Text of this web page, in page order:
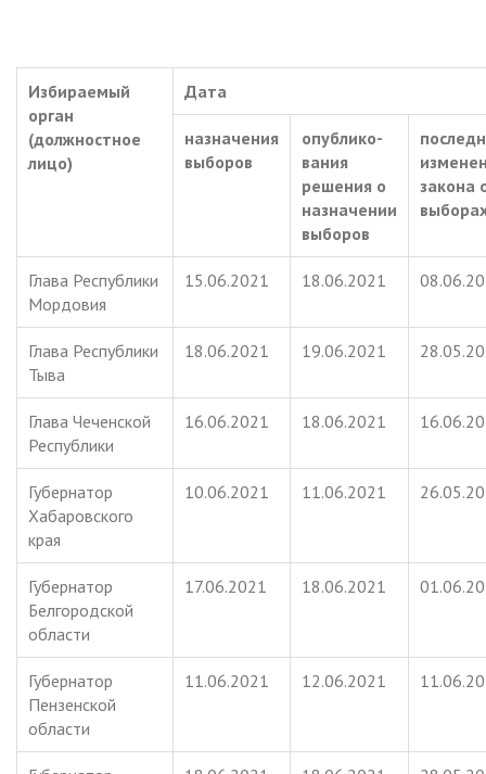
Избираемый
орган
(должностное
лицо)
Дата
назначения
выборов
опублико-
вания
решения о
назначении
выборов
закона
Глава Республики
Мордовия
15.06.2021 18.06.2021
Глава Республики
Тыва
18.06.2021 19.06.2021
Глава Чеченской
Республики
16.06.2021 18.06.2021
Губернатор
Хабаровского
края
10.06.2021 11.06.2021
Губернатор
Белгородской
области
17.06.2021 18.06.2021
Губернатор
Пензенской
области
11.06.2021 12.06.2021